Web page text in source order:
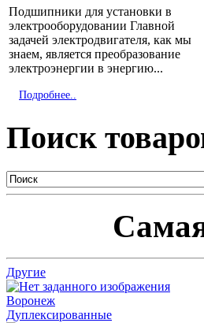
Подшипники для установки в
электрооборудовании Главной
задачей электродвигателя, как мы
знаем, является преобразование
электроэнергии в энергию...
Подробнее..
Поиск
Другие
Дуплексированные